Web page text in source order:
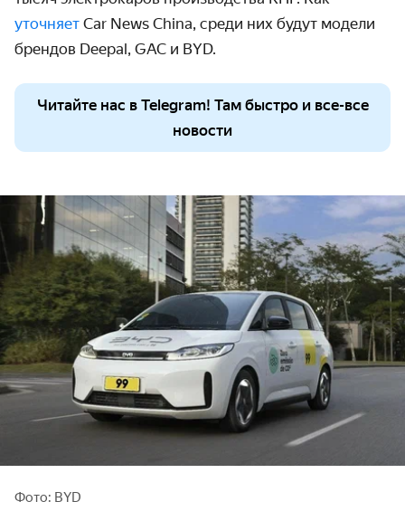
уточняет Car News China, среди них будут модели
брендов Deepal, GAC и BYD.
Читайте нас в Telegram! Там быстро и все-все
новости
Фото: BYD